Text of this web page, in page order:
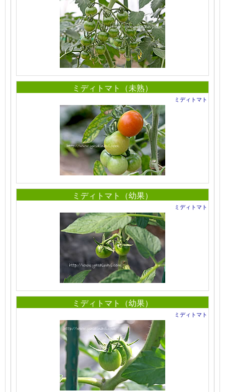
ミディトマト（未熟）
ミディトマト
ミディトマト（幼果）
ミディトマト
ミディトマト（幼果）
ミディトマト